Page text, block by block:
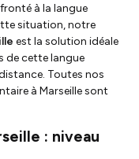
à la langue
situation, notre
est la solution idéale
de cette langue
Toutes nos
à Marseille sont
: niveau